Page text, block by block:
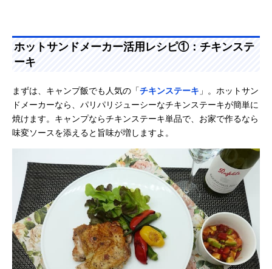
ホットサンドメーカー活用レシピ①：チキンステ
ーキ
まずは、キャンプ飯でも人気の「チキンステーキ 」。ホットサン
ドメーカーなら、パリパリジューシーなチキンステーキが簡単に
焼けます。キャンプならチキンステーキ単品で、お家で作るなら
味変ソースを添えると旨味が増しますよ。